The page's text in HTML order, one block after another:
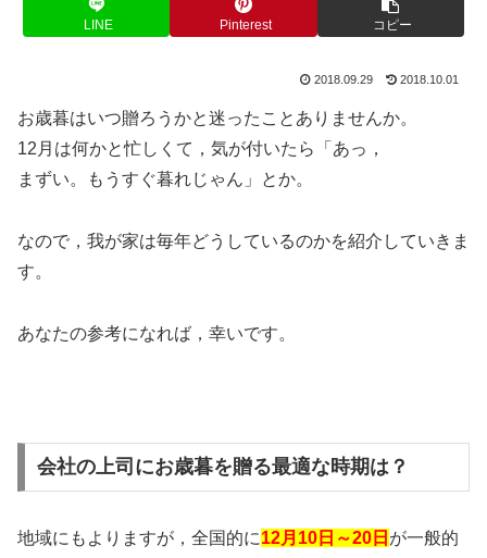
LINE Pinterest コピー
2018.09.29 2018.10.01
お歳暮はいつ贈ろうかと迷ったことありませんか。
12月は何かと忙しくて，気が付いたら「あっ，
まずい。もうすぐ暮れじゃん」とか。
なので，我が家は毎年どうしているのかを紹介していきま
す。
あなたの参考になれば，幸いです。
会社の上司にお歳暮を贈る最適な時期は？
地域にもよりますが，全国的に12月10日～20日 が一般的